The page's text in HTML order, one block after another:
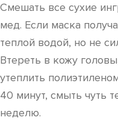
Смешать все сухие
мед. Если маска
теплой водой, но не
Втереть в кожу
утеплить
40 минут, смыть чуть
неделю.